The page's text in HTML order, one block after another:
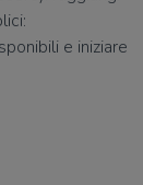
e iniziare